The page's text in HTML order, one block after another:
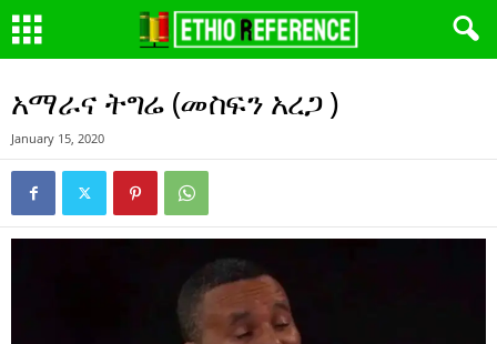
አማራና ትግሬ (መስፍን አረጋ )
January 15, 2020